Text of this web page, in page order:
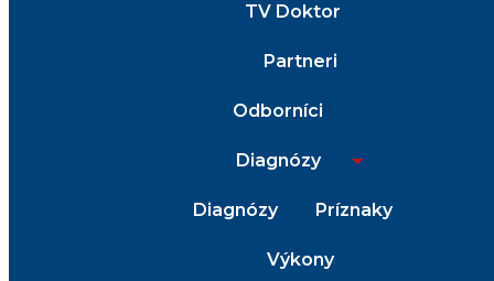
TV Doktor
Partneri
Odborníci
Diagnózy
Diagnózy Príznaky
Výkony